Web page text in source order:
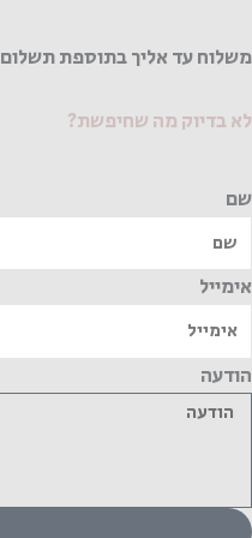
משלוח עד אליך בתוספת תשלום
לא בדיוק מה שחיפשת?
שם
אימייל
הודעה